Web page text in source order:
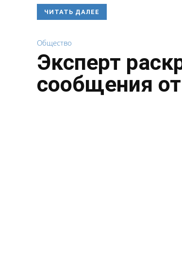
ЧИТАТЬ ДАЛЕЕ
Общество
Эксперт
сообщения